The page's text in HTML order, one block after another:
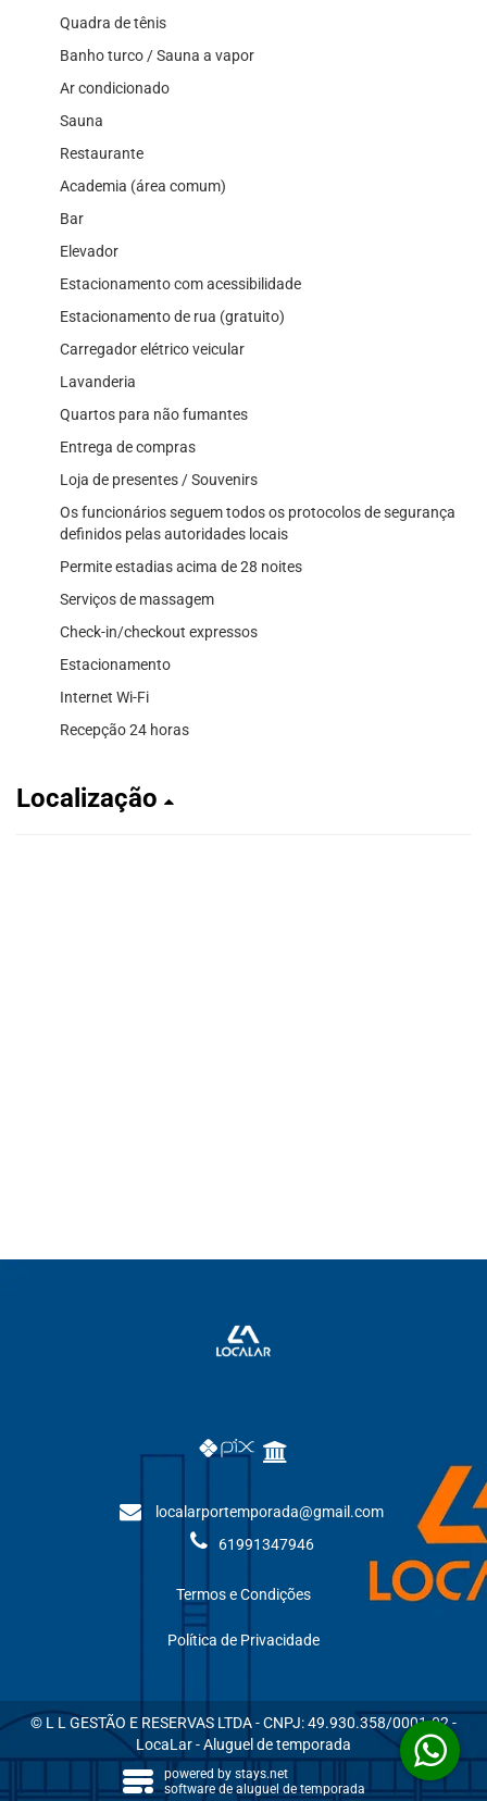
Quadra de tênis
Banho turco / Sauna a vapor
Ar condicionado
Sauna
Restaurante
Academia (área comum)
Bar
Elevador
Estacionamento com acessibilidade
Estacionamento de rua (gratuito)
Carregador elétrico veicular
Lavanderia
Quartos para não fumantes
Entrega de compras
Loja de presentes / Souvenirs
Os funcionários seguem todos os protocolos de segurança
definidos pelas autoridades locais
Permite estadias acima de 28 noites
Serviços de massagem
Check-in/checkout expressos
Estacionamento
Internet Wi-Fi
Recepção 24 horas
Localização
localarportemporada@gmail.com
61991347946
Termos e Condições
Política de Privacidade
© L L GESTÃO E RESERVAS LTDA - CNPJ: 49.930.358/0001-02 -
LocaLar - Aluguel de temporada
powered by stays.net
software de aluguel de temporada